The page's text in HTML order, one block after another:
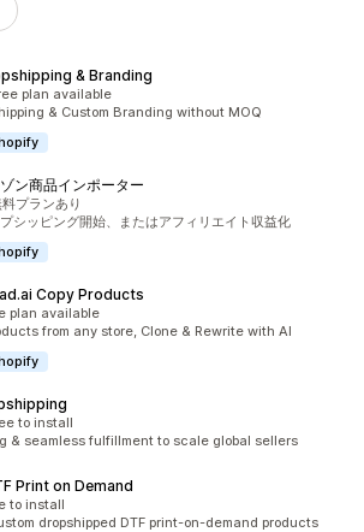
& Branding
480件
plan available
& Custom Branding without MOQ
ン商品インポーター
648件
プランあり
シッピング開始、またはアフィリエイト収益化
Copy Products
33件
plan available
from any store, Clone & Rewrite with AI
250件
to install
& seamless fulfillment to scale global sellers
Print on Demand
70件
to install
dropshipped DTF print-on-demand products